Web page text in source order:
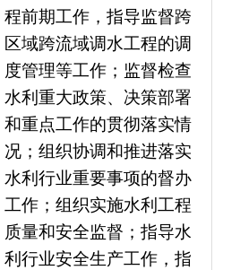
和安全监督；指导水
业安全生产工作，指
库、水电站大坝及农
电站的安全监管。
媒体
区政府部门